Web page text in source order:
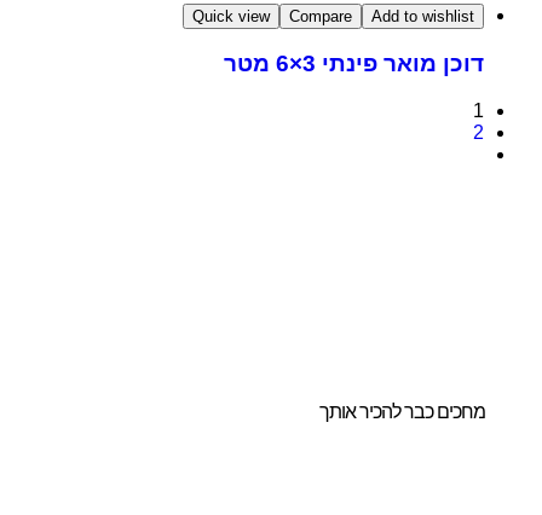
Add to wishlist
Compare
Quick view
דוכן מואר פינתי 3×6 מטר
מחכים כבר להכיר אותך